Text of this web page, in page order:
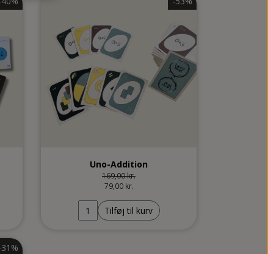
Uno-Addition
169,00 kr.
79,00 kr.
Tilføj til kurv